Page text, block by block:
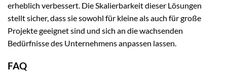
erheblich verbessert. Die Skalierbarkeit dieser Lösungen
stellt sicher, dass sie sowohl für kleine als auch für große
Projekte geeignet sind und sich an die wachsenden
Bedürfnisse des Unternehmens anpassen lassen.
FAQ